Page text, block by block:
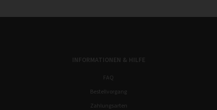
INFORMATIONEN & HILFE
FAQ
Bestellvorgang
Zahlungsarten